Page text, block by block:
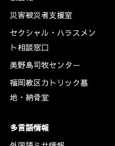
災害被災者支援室
セクシャル・ハラスメン
ト相談窓口
美野島司牧センター
福岡教区カトリック墓
地・納骨堂
多言語情報